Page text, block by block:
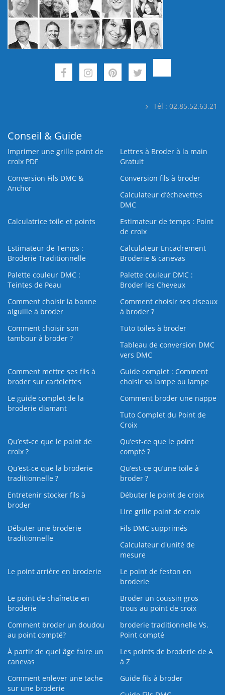
Tél : 02.85.52.63.21
Conseil & Guide
Imprimer une grille point de
croix PDF
Lettres à Broder à la main
Gratuit
Conversion Fils DMC &
Anchor
Conversion fils à broder
Calculateur d’échevettes
DMC
Calculatrice toile et points
Estimateur de temps : Point
de croix
Estimateur de Temps :
Broderie Traditionnelle
Calculateur Encadrement
Broderie & canevas
Palette couleur DMC :
Teintes de Peau
Palette couleur DMC :
Broder les Cheveux
Comment choisir la bonne
aiguille à broder
Comment choisir ses ciseaux
à broder ?
Comment choisir son
tambour à broder ?
Tuto toiles à broder
Tableau de conversion DMC
vers DMC
Comment mettre ses fils à
broder sur cartelettes
Guide complet : Comment
choisir sa lampe ou lampe
Le guide complet de la
broderie diamant
Comment broder une nappe
Tuto Complet du Point de
Croix
Qu’est-ce que le point de
croix ?
Qu’est-ce que le point
compté ?
Qu’est-ce que la broderie
traditionnelle ?
Qu’est‑ce qu’une toile à
broder ?
Entretenir stocker fils à
broder
Débuter le point de croix
Lire grille point de croix
Débuter une broderie
traditionnelle
Fils DMC supprimés
Calculateur d'unité de
mesure
Le point arrière en broderie
Le point de feston en
broderie
Le point de chaînette en
broderie
Broder un coussin gros
trous au point de croix
Comment broder un doudou
au point compté?
broderie traditionnelle Vs.
Point compté
À partir de quel âge faire un
canevas
Les points de broderie de A
à Z
Comment enlever une tache
sur une broderie
Guide fils à broder